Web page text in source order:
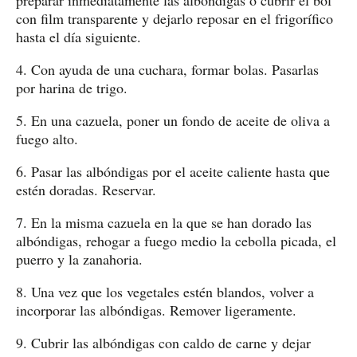
con film transparente y dejarlo reposar en el frigorífico
hasta el día siguiente.
4. Con ayuda de una cuchara, formar bolas. Pasarlas
por harina de trigo.
5. En una cazuela, poner un fondo de aceite de oliva a
fuego alto.
6. Pasar las albóndigas por el aceite caliente hasta que
estén doradas. Reservar.
7. En la misma cazuela en la que se han dorado las
albóndigas, rehogar a fuego medio la cebolla picada, el
puerro y la zanahoria.
8. Una vez que los vegetales estén blandos, volver a
incorporar las albóndigas. Remover ligeramente.
9. Cubrir las albóndigas con caldo de carne y dejar